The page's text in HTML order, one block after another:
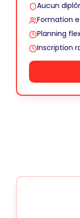
Aucun
Formation
Planning
Inscription